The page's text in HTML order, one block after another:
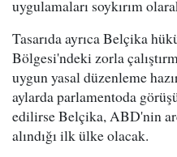
uygulamaları soykırım
Tasarıda ayrıca Belçika
Bölgesi'ndeki zorla
uygun yasal düzenleme
aylarda parlamentoda
edilirse Belçika, ABD'nin
alındığı ilk ülke olacak.